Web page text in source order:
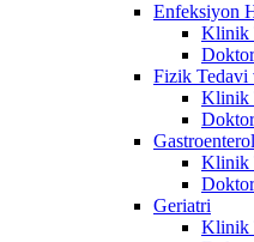
Enfeksiyon
Klinik
Fizik Tedavi
Klinik
Klinik
Geriatri
Klinik